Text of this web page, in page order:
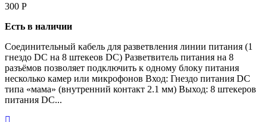
300 Р
Есть в наличии
Соединительный кабель для разветвления линии питания (1
гнездо DC на 8 штекеов DC) Разветвитель питания на 8
разъёмов позволяет подключить к одному блоку питания
несколько камер или микрофонов Вход: Гнездо питания DC
типа «мама» (внутренний контакт 2.1 мм) Выход: 8 штекеров
питания DC...